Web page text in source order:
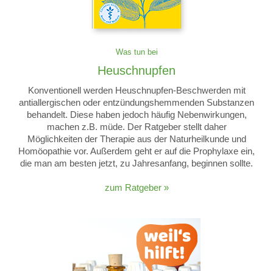
Was tun bei
Heuschnupfen
Konventionell werden Heuschnupfen-Beschwerden mit
antiallergischen oder entzündungshemmenden Substanzen
behandelt. Diese haben jedoch häufig Nebenwirkungen,
machen z.B. müde. Der Ratgeber stellt daher
Möglichkeiten der Therapie aus der Naturheilkunde und
Homöopathie vor. Außerdem geht er auf die Prophylaxe ein,
die man am besten jetzt, zu Jahresanfang, beginnen sollte.
zum Ratgeber »